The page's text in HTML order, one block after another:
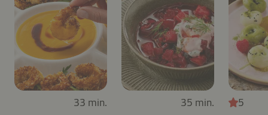
33 min. 35 min. 5